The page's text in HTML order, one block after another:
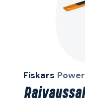
Fiskars